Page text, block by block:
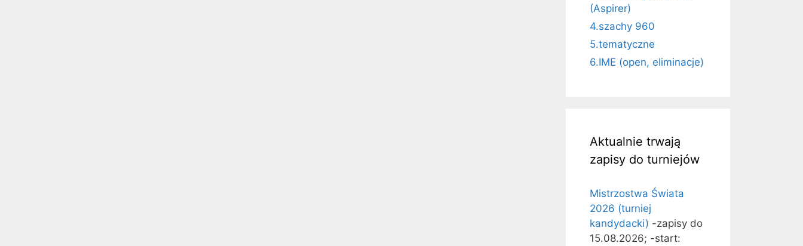
(Aspirer)
4.szachy 960
5.tematyczne
6.IME (open, eliminacje)
Aktualnie trwają
zapisy do turniejów
Mistrzostwa Świata
2026 (turniej
kandydacki) -zapisy do
15.08.2026; -start: